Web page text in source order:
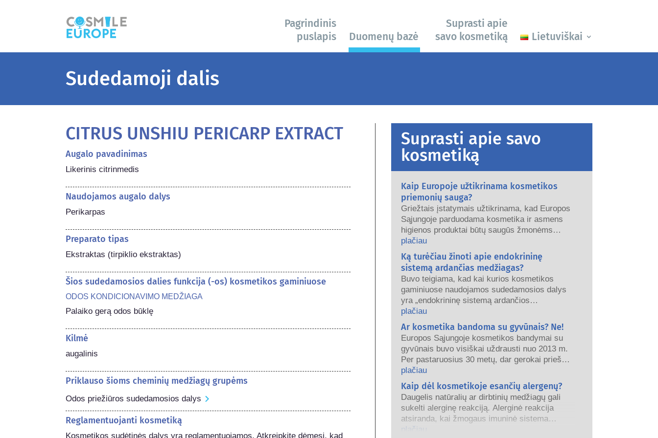
Pagrindinis
puslapis
Duomenų bazė
Suprasti apie
savo kosmetiką
Lietuviškai
Sudedamoji dalis
CITRUS UNSHIU PERICARP EXTRACT
Augalo pavadinimas
Likerinis citrinmedis
Naudojamos augalo dalys
Perikarpas
Preparato tipas
Ekstraktas (tirpiklio ekstraktas)
Šios sudedamosios dalies funkcija (-os) kosmetikos gaminiuose
ODOS KONDICIONAVIMO MEDŽIAGA
Palaiko gerą odos būklę
Kilmė
augalinis
Priklauso šioms cheminių medžiagų grupėms
Odos priežiūros sudedamosios dalys
Reglamentuojanti kosmetiką
Kosmetikos sudėtinės dalys yra reglamentuojamos. Atkreipkite dėmesį, kad
Suprasti apie savo
kosmetiką
Kaip Europoje užtikrinama kosmetikos
priemonių sauga?
Griežtais įstatymais užtikrinama, kad Europos
Sąjungoje parduodama kosmetika ir asmens
higienos produktai būtų saugūs žmonėms
naudoti. Įmonės, nacionalinės ir Europos
reguliavimo institucijos dalijasi atsakomybe už
kosmetikos gaminių saugą.
plačiau
Ką turėčiau žinoti apie endokrininę
sistemą ardančias medžiagas?
Buvo teigiama, kad kai kurios kosmetikos
gaminiuose naudojamos sudedamosios dalys
yra „endokrininę sistemą ardančios
medžiagos“, nes jos gali imituoti kai kurias
mūsų hormonų savybes. Vien todėl, kad
kažkas gali imituoti hormoną, dar nereiškia,
kad tai sutrikdys mūsų endokrininę sistemą.
Buvo įrodyta, kad daugelis medžiagų, įskaitant
natūralias, imituoja hormonus, tačiau labai
mažai (o tai dažniausiai yra stiprūs vaistai) gali
sukelti endokrininės sistemos sutrikimus.
Griežti gaminių saugos vertinimai, kuriuos
atlieka kvalifikuoti mokslo ekspertai ir kuriuos
įmonės teisiškai privalo atlikti, apima visą
galimą riziką, įskaitant galimus endokrininės
plačiau
Ar kosmetika bandoma su gyvūnais? Ne!
Europos Sąjungoje kosmetikos bandymai su
gyvūnais buvo visiškai uždrausti nuo 2013 m.
Per pastaruosius 30 metų, dar gerokai prieš
įsigaliojant draudimui, kosmetikos ir asmens
priežiūros pramonė investavo į mokslinius
tyrimus ir plėtrą, siekdama sukurti alternatyvas
bandymams su gyvūnais, kad įvertinti
kosmetikos ingredientų ir gaminių saugumą.
plačiau
Kaip dėl kosmetikoje esančių alergenų?
Daugelis natūralių ar dirbtinių medžiagų gali
sukelti alerginę reakciją. Alerginė reakcija
atsiranda, kai žmogaus imuninė sistema
reaguoja į medžiagas, kurios yra
plačiau